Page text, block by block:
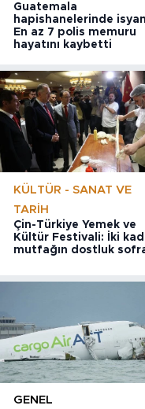
Guatemala
hapishanelerinde
En az 7 polis memuru
hayatını kaybetti
KÜLTÜR - SANAT VE
TARIH
Çin-Türkiye Yemek ve
Kültür Festivali: İki
mutfağın dostluk
GENEL